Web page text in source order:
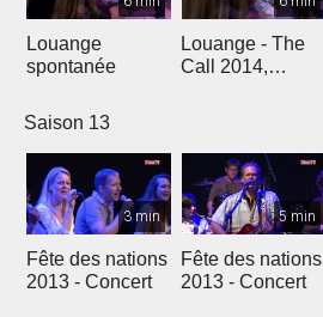
Louange
spontanée
Louange - The
Call 2014,
Saison 13
3 min
Fête des nations
2013 - Concert
5 min
Fête des nations
2013 - Concert